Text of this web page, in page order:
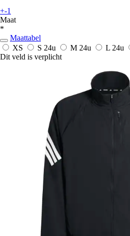
+-1
Maat
*
Maattabel
XS
S 24u M 24u L 24u
Dit veld is verplicht